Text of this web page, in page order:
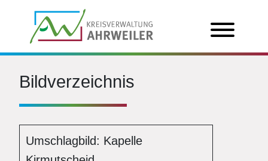
Bildverzeichnis
Umschlagbild: Kapelle